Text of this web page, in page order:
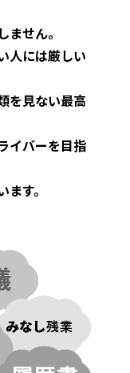
せん。
人には厳しい
を見ない最高
イバーを目指
す。